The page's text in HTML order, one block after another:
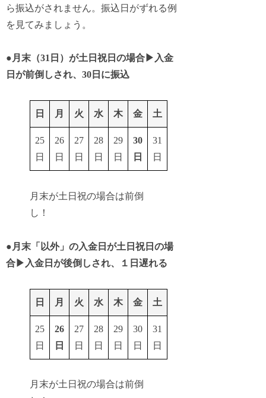
ら振込がされません。振込日がずれる例
を見てみましょう。
● 月末（31日）が土日祝日の場合▶︎入金
日が前倒しされ、30日に振込
日 月 火 水 木 金 土
25
日
26
日
27
日
28
日
29
日
30
日
31
日
月末が土日祝の場合は前倒
し！
● 月末「以外」の入金日が土日祝日の場
合▶︎入金日が後倒しされ、１日遅れる
日 月 火 水 木 金 土
25
日
26
日
27
日
28
日
29
日
30
日
31
日
月末が土日祝の場合は前倒